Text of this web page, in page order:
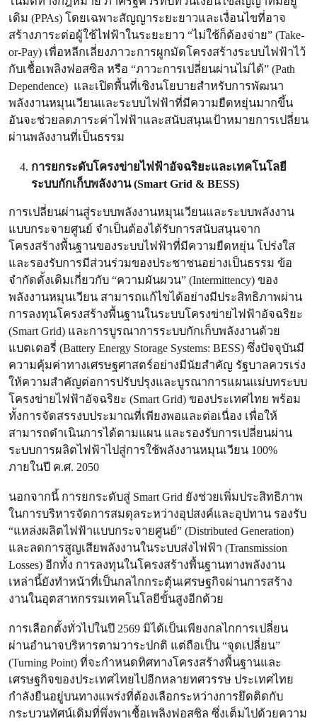
เดิม (PPAs) โดยเฉพาะสัญญาระยะยาวและเงื่อนไขที่อาจ
สร้างภาระต่อผู้ใช้ไฟฟ้าในระยะยาว “ไม่ใช้ก็ต้องจ่าย” (Take-
or-Pay) เพื่อหลีกเลี่ยงภาวะการผูกมัดโครงสร้างระบบไฟฟ้าไว้
กับเชื้อเพลิงฟอสซิล หรือ “ภาวะการเปลี่ยนผ่านไม่ได้” (Path
Dependence) และเปิดพื้นที่เชิงนโยบายสำหรับการพัฒนา
พลังงานหมุนเวียนและระบบไฟฟ้าที่มีความยืดหยุ่นมากขึ้น
อันจะช่วยลดภาระค่าไฟฟ้าและสนับสนุนเป้าหมายการเปลี่ยน
ผ่านพลังงานที่เป็นธรรม
การยกระดับโครงข่ายไฟฟ้าอัจฉริยะและเทคโนโลยี
ระบบกักเก็บพลังงาน (Smart Grid & BESS)
การเปลี่ยนผ่านสู่ระบบพลังงานหมุนเวียนและระบบพลังงาน
แบบกระจายศูนย์ จำเป็นต้องได้รับการสนับสนุนจาก
โครงสร้างพื้นฐานของระบบไฟฟ้าที่มีความยืดหยุ่น โปร่งใส
และรองรับการมีส่วนร่วมของประชาชนอย่างเป็นธรรม ข้อ
จำกัดดั้งเดิมเกี่ยวกับ “ความผันผวน” (Intermittency) ของ
พลังงานหมุนเวียน สามารถแก้ไขได้อย่างมีประสิทธิภาพผ่าน
การลงทุนโครงสร้างพื้นฐานในระบบโครงข่ายไฟฟ้าอัจฉริยะ
(Smart Grid) และการบูรณาการระบบกักเก็บพลังงานด้วย
แบตเตอรี่ (Battery Energy Storage Systems: BESS) ซึ่งปัจจุบันมี
ความคุ้มค่าทางเศรษฐศาสตร์อย่างมีนัยสำคัญ รัฐบาลควรเร่ง
ให้ความสำคัญต่อการปรับปรุงและบูรณาการแผนแม่บทระบบ
โครงข่ายไฟฟ้าอัจฉริยะ (Smart Grid) ของประเทศไทย พร้อม
ทั้งการจัดสรรงบประมาณที่เพียงพอและต่อเนื่อง เพื่อให้
สามารถดำเนินการได้ตามแผน และรองรับการเปลี่ยนผ่าน
ระบบการผลิตไฟฟ้าไปสู่การใช้พลังงานหมุนเวียน 100%
ภายในปี ค.ศ. 2050
นอกจากนี้ การยกระดับสู่ Smart Grid ยังช่วยเพิ่มประสิทธิภาพ
ในการบริหารจัดการสมดุลระหว่างอุปสงค์และอุปทาน รองรับ
“แหล่งผลิตไฟฟ้าแบบกระจายศูนย์” (Distributed Generation)
และลดการสูญเสียพลังงานในระบบส่งไฟฟ้า (Transmission
Losses) อีกทั้ง การลงทุนในโครงสร้างพื้นฐานทางพลังงาน
เหล่านี้ยังทำหน้าที่เป็นกลไกกระตุ้นเศรษฐกิจผ่านการสร้าง
งานในอุตสาหกรรมเทคโนโลยีขั้นสูงอีกด้วย
การเลือกตั้งทั่วไปในปี 2569 มิได้เป็นเพียงกลไกการเปลี่ยน
ผ่านอำนาจบริหารตามวาระปกติ แต่ถือเป็น “จุดเปลี่ยน”
(Turning Point) ที่จะกำหนดทิศทางโครงสร้างพื้นฐานและ
เศรษฐกิจของประเทศไทยไปอีกหลายทศวรรษ ประเทศไทย
กำลังยืนอยู่บนทางแพร่งที่ต้องเลือกระหว่างการยึดติดกับ
กระบวนทัศน์เดิมที่พึ่งพาเชื้อเพลิงฟอสซิล ซึ่งเต็มไปด้วยความ